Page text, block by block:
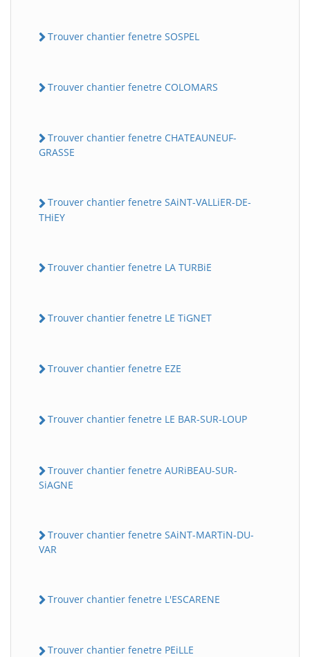
Trouver chantier fenetre SOSPEL
Trouver chantier fenetre COLOMARS
Trouver chantier fenetre CHATEAUNEUF-
GRASSE
Trouver chantier fenetre SAiNT-VALLiER-DE-
THiEY
Trouver chantier fenetre LA TURBiE
Trouver chantier fenetre LE TiGNET
Trouver chantier fenetre EZE
Trouver chantier fenetre LE BAR-SUR-LOUP
Trouver chantier fenetre AURiBEAU-SUR-
SiAGNE
Trouver chantier fenetre SAiNT-MARTiN-DU-
VAR
Trouver chantier fenetre L'ESCARENE
Trouver chantier fenetre PEiLLE